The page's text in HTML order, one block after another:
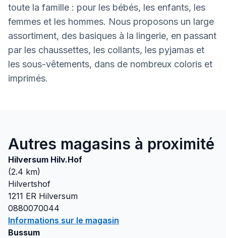
toute la famille : pour les bébés, les enfants, les
femmes et les hommes. Nous proposons un large
assortiment, des basiques à la lingerie, en passant
par les chaussettes, les collants, les pyjamas et
les sous-vêtements, dans de nombreux coloris et
imprimés.
Autres magasins à proximité
Hilversum Hilv.Hof
(2.4 km)
Hilvertshof
1211 ER Hilversum
0880070044
Informations sur le magasin
Bussum